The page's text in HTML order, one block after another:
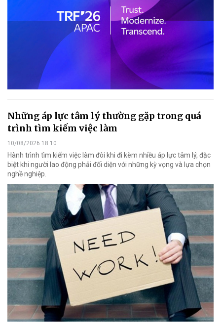
Những áp lực tâm lý thường gặp trong quá
trình tìm kiếm việc làm
10/08/2026 18:10
Hành trình tìm kiếm việc làm đôi khi đi kèm nhiều áp lực tâm lý, đặc
biệt khi người lao động phải đối diện với những kỳ vọng và lựa chọn
nghề nghiệp.